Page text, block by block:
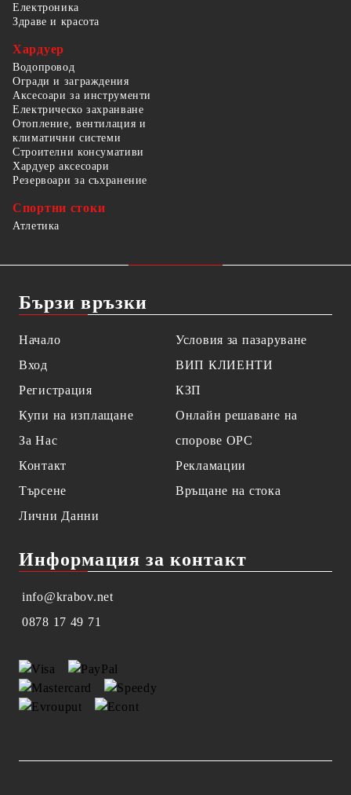
Електроника
Здраве и красота
Хардуер
Водопровод
Огради и заграждения
Аксесоари за инструменти
Електрическо захранване
Отопление, вентилация и
климатични системи
Строителни консумативи
Хардуер аксесоари
Резервоари за съхранение
Спортни стоки
Атлетика
Бързи връзки
Начало
Вход
Регистрация
Купи на изплащане
За Нас
Контакт
Търсене
Лични Данни
Условия за пазаруване
ВИП КЛИЕНТИ
КЗП
Онлайн решаване на
спорове OPC
Рекламации
Връщане на стока
Информация за контакт
info@krabov.net
0878 17 49 71